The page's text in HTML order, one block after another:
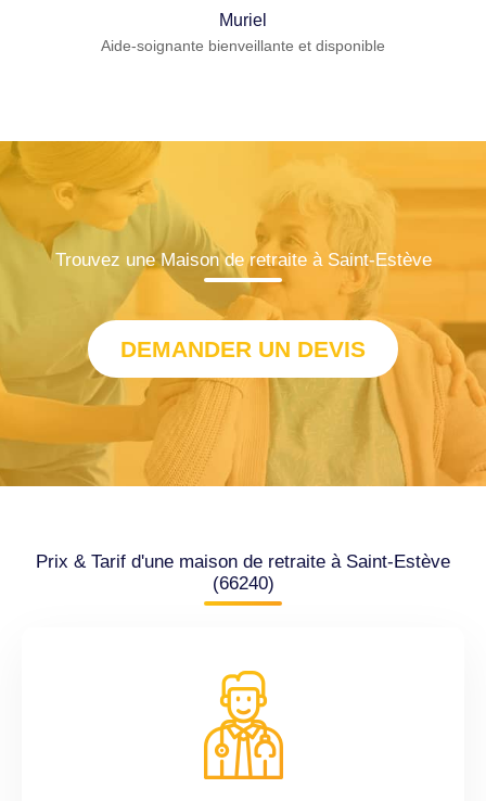
Muriel
Aide-soignante bienveillante et disponible
Trouvez une Maison de retraite à Saint-Estève
DEMANDER UN DEVIS
Prix & Tarif d'une maison de retraite à Saint-Estève
(66240)